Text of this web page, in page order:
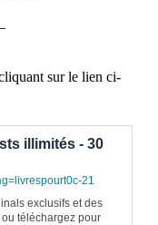
sur le lien ci-
illimités - 30
21
exclusifs et des
téléchargez pour